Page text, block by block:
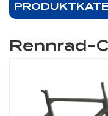
Rennrad-